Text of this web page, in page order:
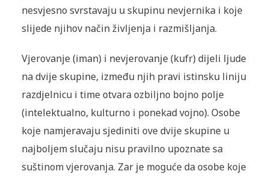
nesvjesno svrstavaju u skupinu nevjernika i koje
slijede njihov način življenja i razmišljanja.
Vjerovanje (iman) i nevjerovanje (kufr) dijeli ljude
na dvije skupine, između njih pravi istinsku liniju
razdjelnicu i time otvara ozbiljno bojno polje
(intelektualno, kulturno i ponekad vojno). Osobe
koje namjeravaju sjediniti ove dvije skupine u
najboljem slučaju nisu pravilno upoznate sa
suštinom vjerovanja. Zar je moguće da osobe koje